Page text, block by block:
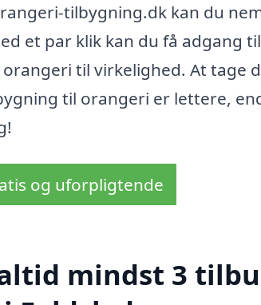
tilbygning.dk kan du
et par klik kan du få adgang
til virkelighed. At tage
til orangeri er lettere,
og uforpligtende
mindst 3